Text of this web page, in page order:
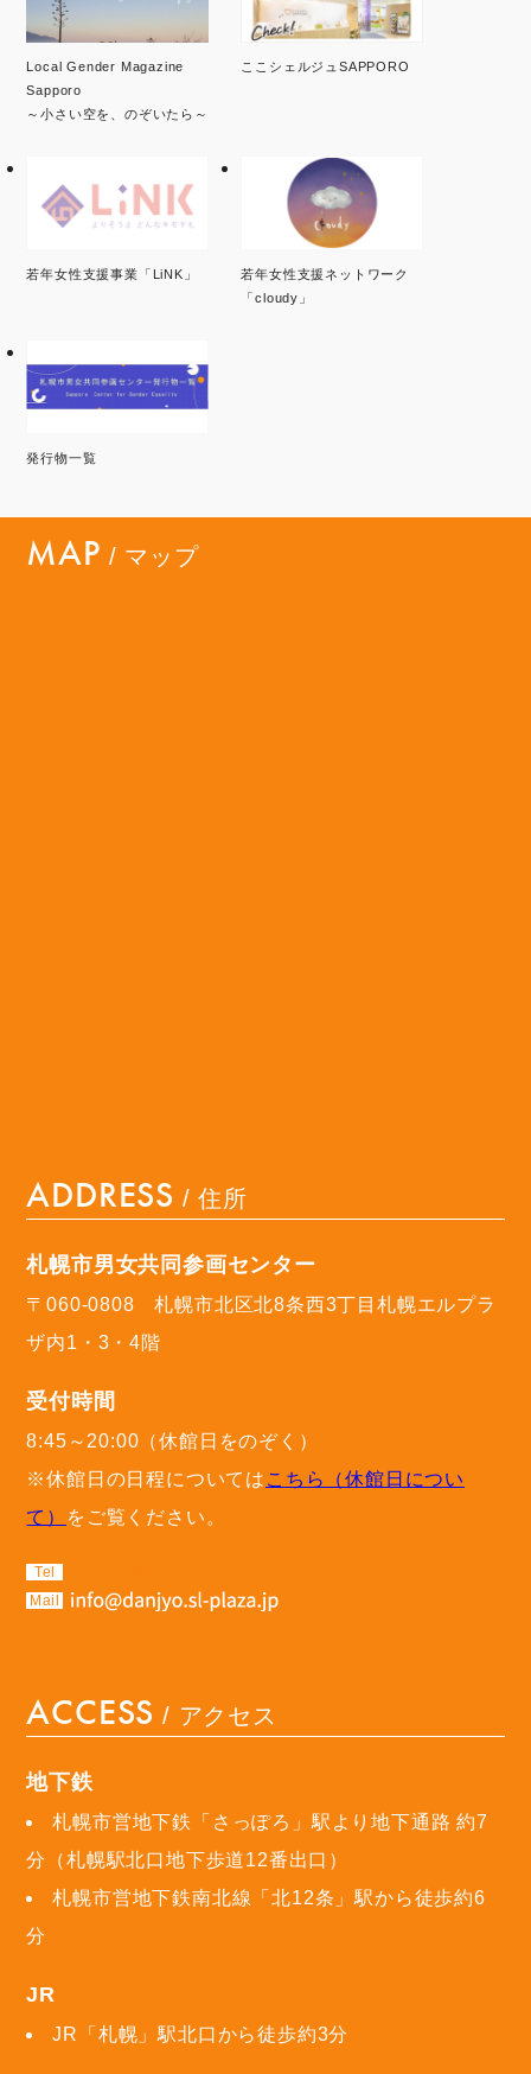
Local Gender Magazine
Sapporo
～小さい空を、のぞいたら～
ここシェルジュSAPPORO
若年女性支援事業「LiNK」
若年女性支援ネットワーク
「cloudy」
発行物一覧
MAP / マップ
ADDRESS / 住所
札幌市男女共同参画センター
〒060-0808 札幌市北区北8条西3丁目札幌エルプラ
ザ内1・3・4階
受付時間
8:45～20:00（休館日をのぞく）
※休館日の日程については こちら（休館日につい
て）
をご覧ください。
Tel
Mail
ACCESS / アクセス
地下鉄
札幌市営地下鉄「さっぽろ」駅より地下通路 約7
分（札幌駅北口地下歩道12番出口）
札幌市営地下鉄南北線「北12条」駅から徒歩約6
分
JR
JR「札幌」駅北口から徒歩約3分